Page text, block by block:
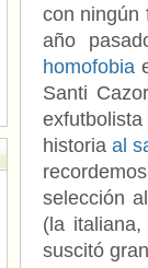
con ningún
año
homofobia
Santi
exfutbolista
historia al
selección
(la
suscitó